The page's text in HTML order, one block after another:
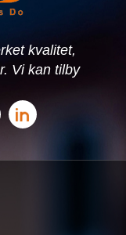
kvalitet,
Vi kan tilby